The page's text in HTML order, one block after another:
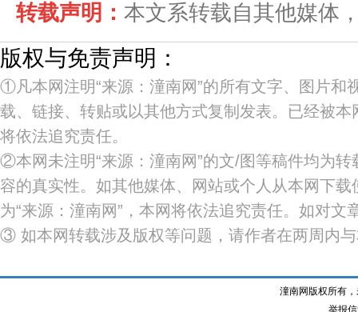
转载声明： 本文系转载自其他媒体
版权与免责声明：
①凡本网注明“来源：潼南网”的所有文字、图片和
载、链接、转贴或以其他方式复制发表。已经被
将依法追究责任。
②本网未注明“来源：潼南网”的文/图等稿件均为
容的真实性。如其他媒体、网站或个人从本网下
为“来源：潼南网”，本网将依法追究责任。如对
③ 如本网转载涉及版权等问题，请作者在两周内
潼南网版权所有
举报